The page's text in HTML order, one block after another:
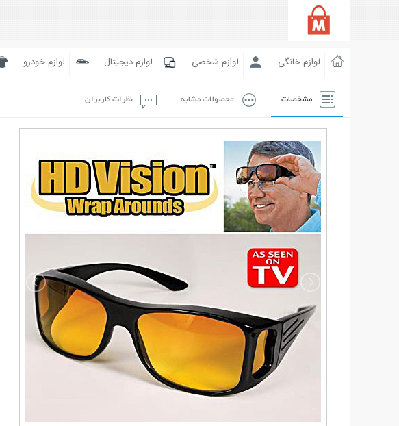
لوازم خانگی لوازم شخصی لوازم دیجیتال لوازم خودرو
مشخصات محصولات مشابه نظرات کاربران